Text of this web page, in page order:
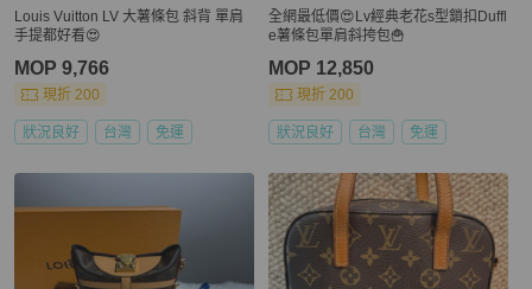
Louis Vuitton LV 大薯條包 斜背 單肩
手提都好看😍
MOP 9,766
現折 200
狀況良好 台灣 免運
全網最低價😍Lv經典老花s型鎖扣Duffl
e薯條包單肩斜挎包🍟
MOP 12,850
現折 200
狀況良好 台灣 免運